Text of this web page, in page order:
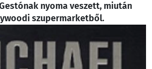
nyoma veszett, miután
szupermarketből.